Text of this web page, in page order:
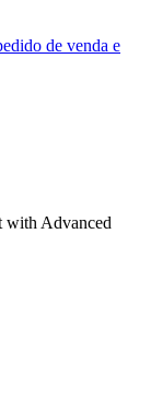
de venda e
with Advanced